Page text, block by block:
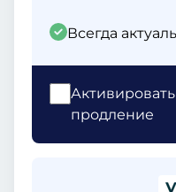
Всегда
продление